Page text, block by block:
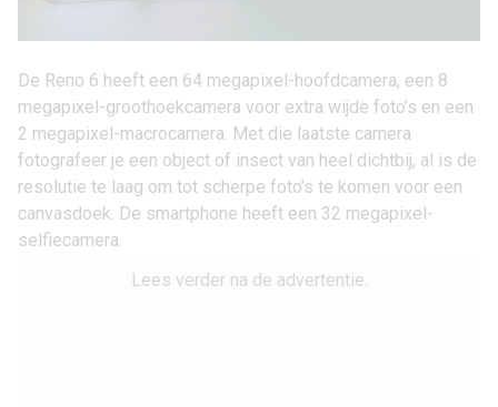
De Reno 6 heeft een 64 megapixel-hoofdcamera, een 8
megapixel-groothoekcamera voor extra wijde foto’s en een
2 megapixel-macrocamera. Met die laatste camera
fotografeer je een object of insect van heel dichtbij, al is de
resolutie te laag om tot scherpe foto’s te komen voor een
canvasdoek. De smartphone heeft een 32 megapixel-
selfiecamera.
Lees verder na de advertentie.